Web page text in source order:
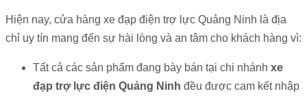
Hiện nay, cửa hàng xe đạp điện trợ lực Quảng Ninh là địa
chỉ uy tín mang đến sự hài lòng và an tâm cho khách hàng vì:
Tất cả các sản phẩm đang bày bán tại chi nhánh xe
đạp trợ lực điện Quảng Ninh đều được cam kết nhập